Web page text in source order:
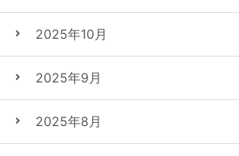
2025年10月
2025年9月
2025年8月